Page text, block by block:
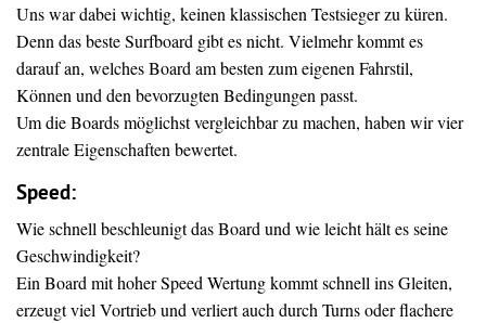
Uns war dabei wichtig, keinen klassischen Testsieger zu küren.
Denn das beste Surfboard gibt es nicht. Vielmehr kommt es
darauf an, welches Board am besten zum eigenen Fahrstil,
Können und den bevorzugten Bedingungen passt.
Um die Boards möglichst vergleichbar zu machen, haben wir vier
zentrale Eigenschaften bewertet.
Speed:
Wie schnell beschleunigt das Board und wie leicht hält es seine
Geschwindigkeit?
Ein Board mit hoher Speed Wertung kommt schnell ins Gleiten,
erzeugt viel Vortrieb und verliert auch durch Turns oder flachere